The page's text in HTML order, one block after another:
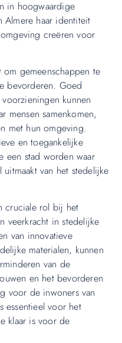
in hoogwaardige
Almere haar identiteit
creëren voor
gemeenschappen te
bevorderen. Goed
kunnen
mensen samenkomen,
met hun omgeving.
en toegankelijke
een stad worden waar
van het stedelijke
cruciale rol bij het
veerkracht in stedelijke
van innovatieve
materialen, kunnen
van de
en het bevorderen
voor de inwoners van
essentieel voor het
klaar is voor de